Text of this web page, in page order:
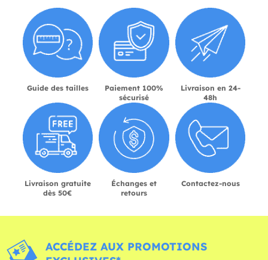
Guide des tailles
Paiement 100%
sécurisé
Livraison en 24-
48h
Livraison gratuite
dès 50€
Échanges et
retours
Contactez-nous
ACCÉDEZ AUX PROMOTIONS